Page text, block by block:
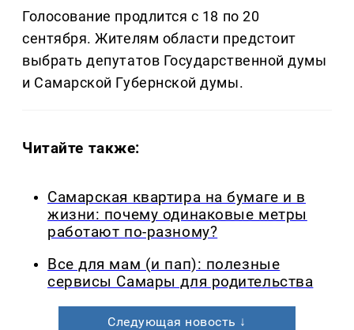
Голосование продлится с 18 по 20
сентября. Жителям области предстоит
выбрать депутатов Государственной думы
и Самарской Губернской думы.
Читайте также:
Самарская квартира на бумаге и в
жизни: почему одинаковые метры
работают по-разному?
Все для мам (и пап): полезные
сервисы Самары для родительства
Следующая новость ↓